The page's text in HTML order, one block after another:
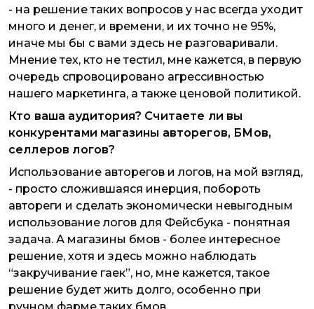
- на решение таких вопросов у нас всегда уходит
много и денег, и времени, и их точно не 95%,
иначе мы бы с вами здесь не разговаривали.
Мнение тех, кто не тестил, мне кажется, в первую
очередь спровоцировано агрессивностью
нашего маркетинга, а также ценовой политикой.
Кто ваша аудитория? Считаете ли вы
конкурентами магазины авторегов, БМов,
селлеров логов?
Использование авторегов и логов, на мой взгляд,
- просто сложившаяся инерция, побороть
автореги и сделать экономически невыгодным
использование логов для Фейсбука - понятная
задача. А магазины бмов - более интересное
решение, хотя и здесь можно наблюдать
“закручивание гаек”, но, мне кажется, такое
решение будет жить долго, особенно при